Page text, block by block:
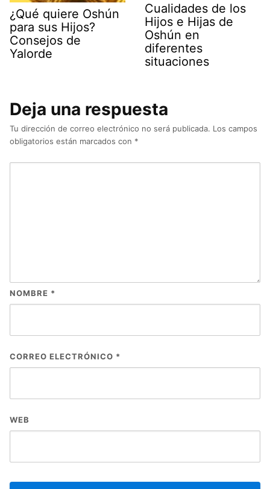
¿Qué quiere Oshún
para sus Hijos?
Consejos de
Yalorde
Cualidades de los
Hijos e Hijas de
Oshún en
diferentes
situaciones
Deja una respuesta
Tu dirección de correo electrónico no será publicada. Los campos
obligatorios están marcados con *
NOMBRE *
CORREO ELECTRÓNICO *
WEB